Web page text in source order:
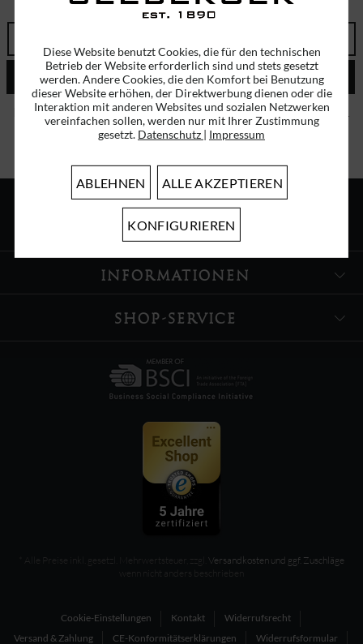
ABSENDEN
Ich habe dieDatenschutzbestimmungenzur Kenntnis genommen.
ÜBER UNS
INFORMATIONEN
SHOP-SERVICE
* Alle Preise inkl. gesetzl. Mehrwertsteuer, zzgl. Versandkosten und ggf. Zuschläge
wenn nicht anders beschrieben
Cookie-Einstellungen Kontakt
Widerrufsrecht
Versand & Zahlung
CE-Konformitätserklärungen
Widerrufsformular
Diese Website benutzt Cookies, die für den technischen
Betrieb der Website erforderlich sind und stets gesetzt
werden. Andere Cookies, die den Komfort bei Benutzung
dieser Website erhöhen, der Direktwerbung dienen oder die
Interaktion mit anderen Websites und sozialen Netzwerken
vereinfachen sollen, werden nur mit Ihrer Zustimmung
gesetzt. Datenschutz | Impressum
ABLEHNEN ALLE AKZEPTIEREN
KONFIGURIEREN